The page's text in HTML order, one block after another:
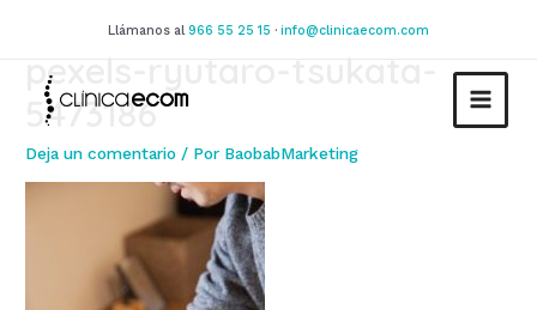
contenido
Llámanos al966 55 25 15 · info@clinicaecom.com
MAIN
pexels-ryutaro-tsukata-
5473186
Deja un comentario / Por BaobabMarketing